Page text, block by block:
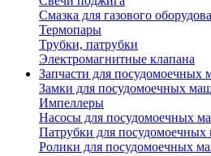
Смазка для газового
Термопары
Трубки, патрубки
Электромагнитные клапана
Запчасти для посудомоечных
Замки для посудомоечных
Импеллеры
Насосы для посудомоечных
Патрубки для
Ролики для посудомоечных